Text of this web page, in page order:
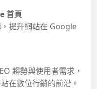
首頁
提升網站在 Google
趨勢與使用者需求，
在數位行銷的前沿。